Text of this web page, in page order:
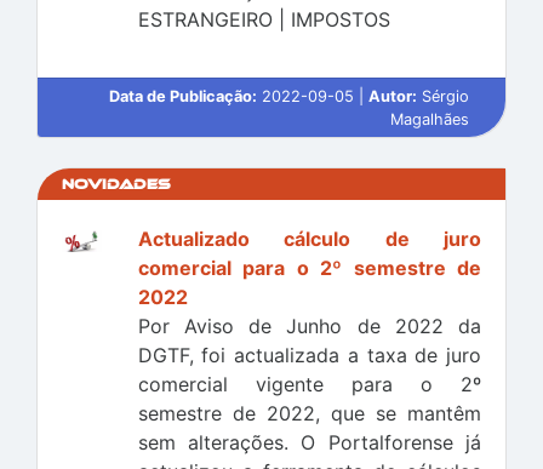
ESTRANGEIRO | IMPOSTOS
Data de Publicação: 2022-09-05 | Autor: Sérgio
Magalhães
Novidades
Actualizado cálculo de juro
comercial para o 2º semestre de
2022
Por Aviso de Junho de 2022 da
DGTF, foi actualizada a taxa de juro
comercial vigente para o 2º
semestre de 2022, que se mantêm
sem alterações. O Portalforense já